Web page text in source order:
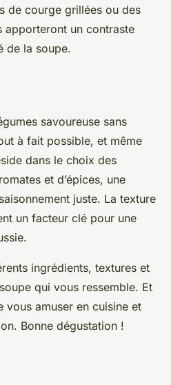
de courge grillées ou des
apporteront un contraste
de la soupe.
savoureuse sans
à fait possible, et même
dans le choix des
et d’épices, une
juste. La texture
un facteur clé pour une
ingrédients, textures et
qui vous ressemble. Et
vous amuser en cuisine et
Bonne dégustation !